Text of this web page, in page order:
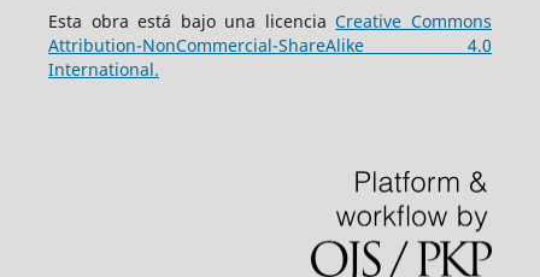
Esta obra está bajo una licenciaCreative Commons
Attribution-NonCommercial-ShareAlike 4.0
International.